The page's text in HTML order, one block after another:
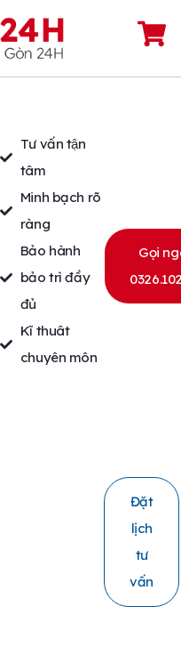
Tư vấn tận
tâm
Minh bạch rõ
ràng
Bảo hành
bảo trì đầy
đủ
Kĩ thuât
chuyên môn
Gọi
Đặt
lịch
tư
vấn